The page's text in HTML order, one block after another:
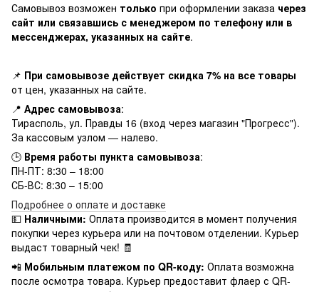
Самовывоз возможен только при оформлении заказа через
сайт или связавшись с менеджером по телефону или в
мессенджерах, указанных на сайте.
📌 При самовывозе действует скидка 7% на все товары
от цен, указанных на сайте.
📍 Адрес самовывоза:
Тирасполь, ул. Правды 16 (вход через магазин "Прогресс").
За кассовым узлом — налево.
🕒 Время работы пункта самовывоза:
ПН-ПТ: 8:30 – 18:00
СБ-ВС: 8:30 – 15:00
Подробнее о оплате и доставке
💵 Наличными: Оплата производится в момент получения
покупки через курьера или на почтовом отделении. Курьер
выдаст товарный чек! 🧾
📲 Мобильным платежом по QR-коду: Оплата возможна
после осмотра товара. Курьер предоставит флаер с QR-